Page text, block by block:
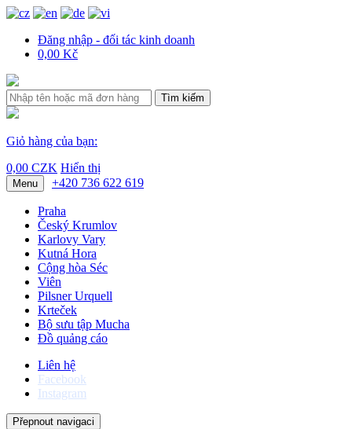
Đăng nhập - đối tác kinh doanh
0,00 Kč
Tìm kiếm
Giỏ hàng của bạn:
0,00 CZK Hiển thị
Menu +420 736 622 619
Praha
Český Krumlov
Karlovy Vary
Kutná Hora
Cộng hòa Séc
Viên
Pilsner Urquell
Krteček
Bộ sưu tập Mucha
Đồ quảng cáo
Liên hệ
Facebook
Instagram
Přepnout navigaci